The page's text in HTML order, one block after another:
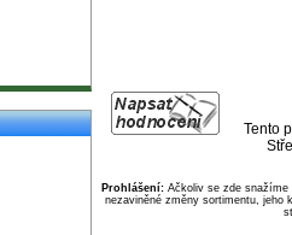
Tento
Prohlášení:Ačkoliv se zde snažíme
nezaviněné změny sortimentu, jeho